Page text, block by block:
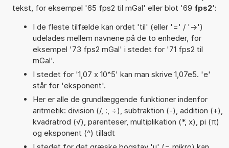
tekst, for eksempel '65 fps2 til mGal' eller blot '69 fps2':
I de fleste tilfælde kan ordet 'til' (eller '=' / '->')
udelades mellem navnene på de to enheder, for
eksempel '73 fps2 mGal' i stedet for '71 fps2 til
mGal'.
I stedet for '1,07 x 10^5' kan man skrive 1,07e5. 'e'
står for 'eksponent'.
Her er alle de grundlæggende funktioner indenfor
aritmetik: division (/, :, ÷), subtraktion (-), addition (+),
kvadratrod (√), parenteser, multiplikation (*, x), pi (π)
og eksponent (^) tilladt